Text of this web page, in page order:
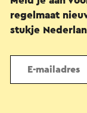
regelmaat
stukje